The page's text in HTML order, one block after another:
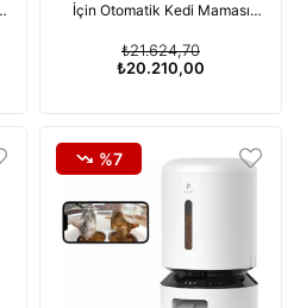
İçin Otomatik Kedi Maması
₺20.210,00
₺21.624,70
%7